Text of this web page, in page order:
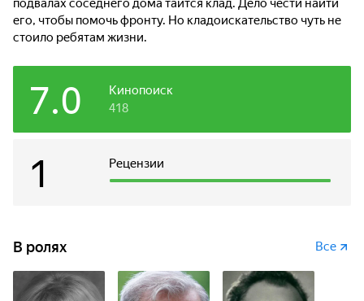
подвалах соседнего дома таится клад. Дело чести найти
его, чтобы помочь фронту. Но кладоискательство чуть не
стоило ребятам жизни.
Кинопоиск
7.0 418
Рецензии
1
В ролях Все